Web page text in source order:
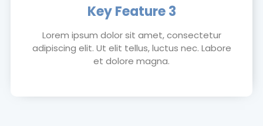
Key Feature 3
Lorem ipsum dolor sit amet, consectetur
adipiscing elit. Ut elit tellus, luctus nec. Labore
et dolore magna.